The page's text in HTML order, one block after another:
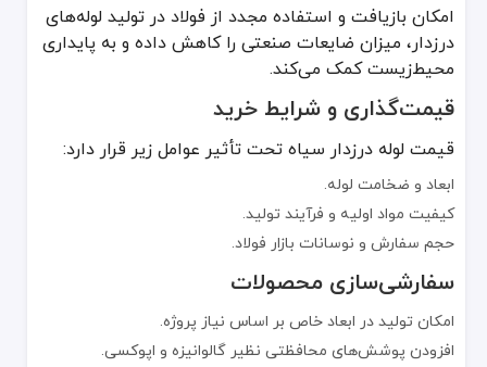
امکان بازیافت و استفاده مجدد از فولاد در تولید لوله‌های
درزدار، میزان ضایعات صنعتی را کاهش داده و به پایداری
محیط‌زیست کمک می‌کند.
قیمت‌گذاری و شرایط خرید
قیمت لوله درزدار سیاه تحت تأثیر عوامل زیر قرار دارد:
ابعاد و ضخامت لوله.
کیفیت مواد اولیه و فرآیند تولید.
حجم سفارش و نوسانات بازار فولاد.
سفارشی‌سازی محصولات
امکان تولید در ابعاد خاص بر اساس نیاز پروژه.
افزودن پوشش‌های محافظتی نظیر گالوانیزه و اپوکسی.